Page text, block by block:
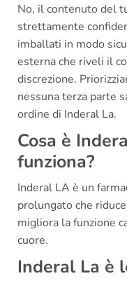
No, il contenuto del
strettamente
imballati in modo
esterna che riveli il
discrezione.
nessuna terza parte
ordine di Inderal La.
Cosa è
funziona?
Inderal LA è un
prolungato che
migliora la funzione
cuore.
Inderal La è